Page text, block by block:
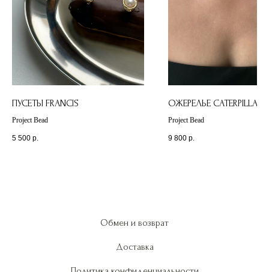
ПУСЕТЫ FRANCIS
Project Bead
5 500 р.
ОЖЕРЕЛЬЕ CATERPILLAR
Project Bead
9 800 р.
Обмен и возврат
Доставка